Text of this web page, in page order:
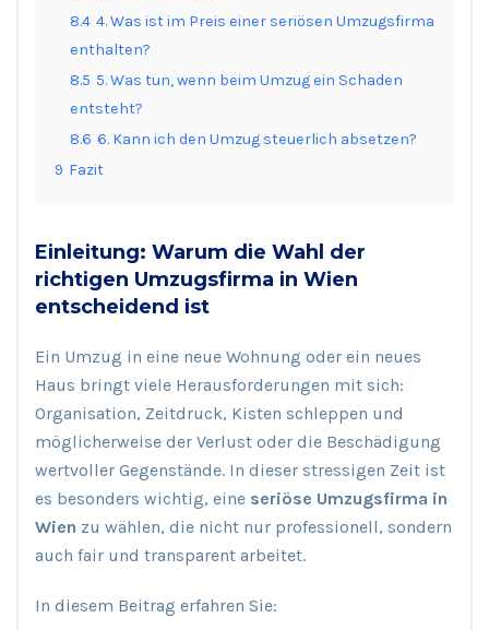
8.4 4. Was ist im Preis einer seriösen Umzugsfirma
enthalten?
8.5 5. Was tun, wenn beim Umzug ein Schaden
entsteht?
8.6 6. Kann ich den Umzug steuerlich absetzen?
9 Fazit
Einleitung: Warum die Wahl der
richtigen Umzugsfirma in Wien
entscheidend ist
Ein Umzug in eine neue Wohnung oder ein neues
Haus bringt viele Herausforderungen mit sich:
Organisation, Zeitdruck, Kisten schleppen und
möglicherweise der Verlust oder die Beschädigung
wertvoller Gegenstände. In dieser stressigen Zeit ist
es besonders wichtig, eine seriöse Umzugsfirma in
Wien zu wählen, die nicht nur professionell, sondern
auch fair und transparent arbeitet.
In diesem Beitrag erfahren Sie: